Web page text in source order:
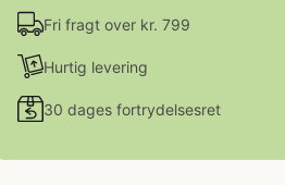
Fri fragt over kr. 799
Hurtig levering
30 dages fortrydelsesret